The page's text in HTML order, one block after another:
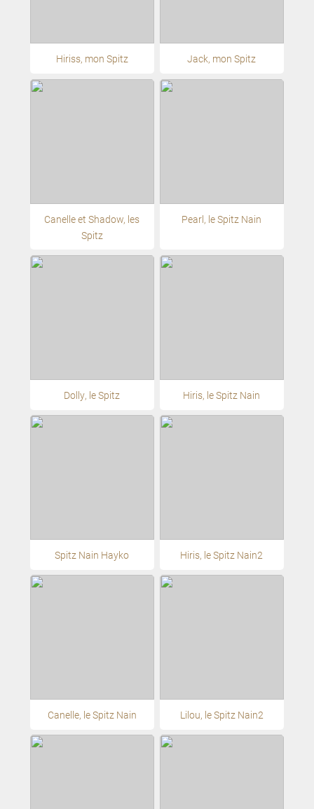
Hiriss, mon Spitz Jack, mon Spitz
Canelle et Shadow, les
Spitz
Pearl, le Spitz Nain
Dolly, le Spitz Hiris, le Spitz Nain
Spitz Nain Hayko Hiris, le Spitz Nain2
Canelle, le Spitz Nain Lilou, le Spitz Nain2